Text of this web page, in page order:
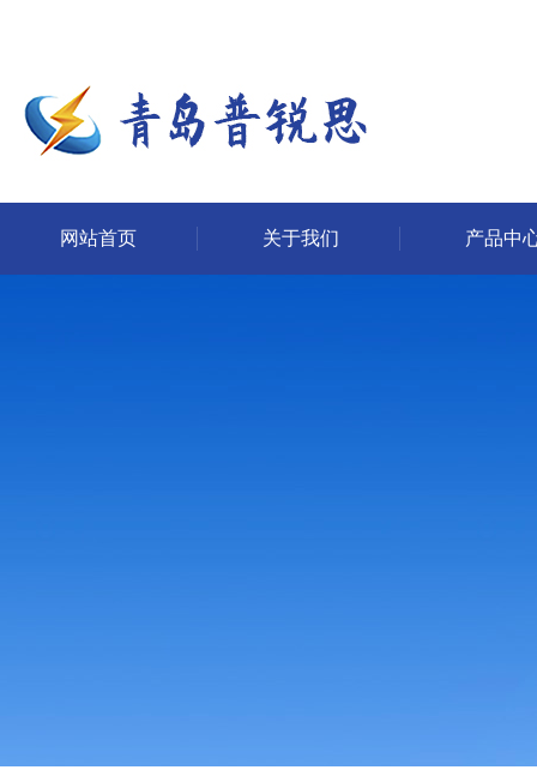
网站首页 关于我们 产品中